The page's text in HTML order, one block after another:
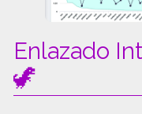
Enlazado
🦖